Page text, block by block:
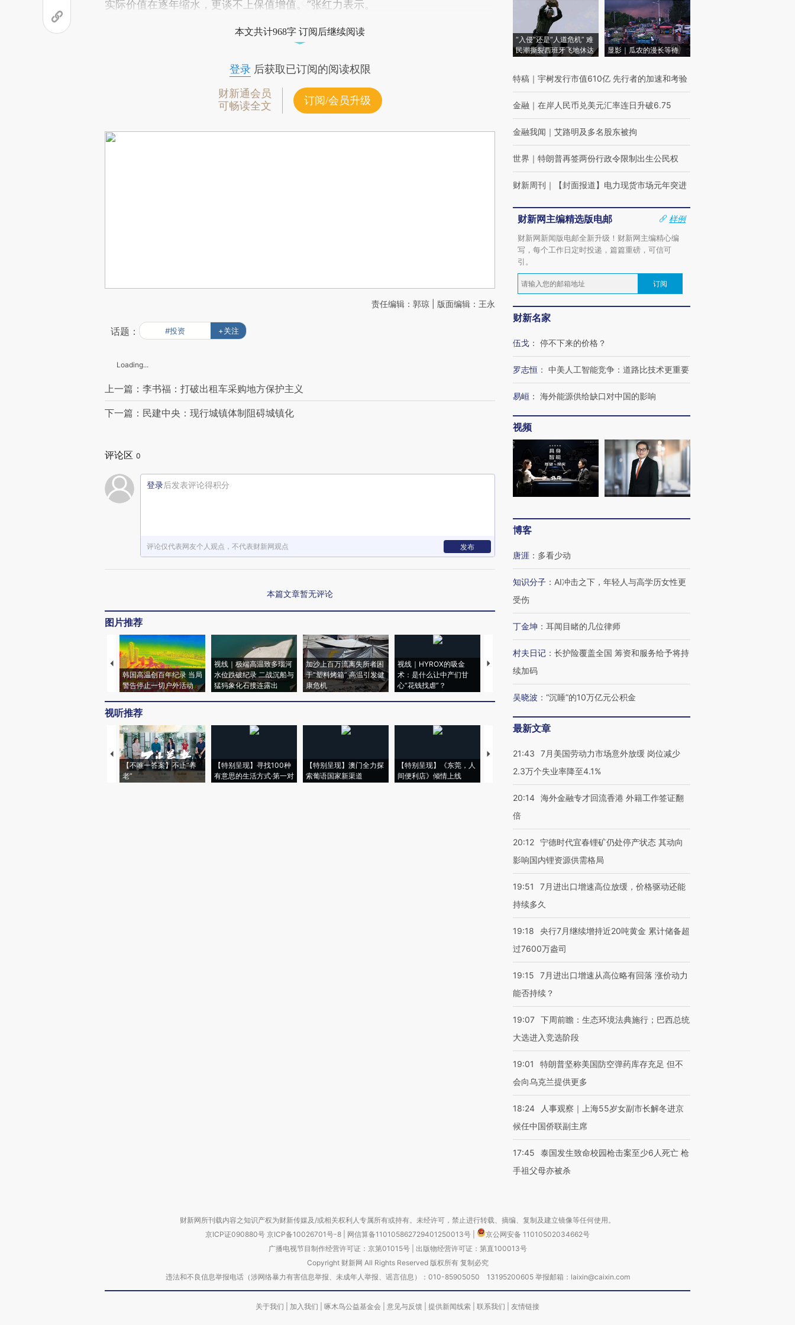
实际价值在逐年缩水，更谈不上保值增值。”张红力表示。
本文共计968字 订阅后继续阅读
登录后获取已订阅的阅读权限
财新通会员
可畅读全文
订阅/会员升级
责任编辑：郭琼 | 版面编辑：王永
话题： #投资 +关注
Loading...
上一篇：李书福：打破出租车采购地方保护主义
下一篇：民建中央：现行城镇体制阻碍城镇化
评论区 0
登录后发表评论得积分
评论仅代表网友个人观点，不代表财新网观点 发布
本篇文章暂无评论
图片推荐
韩国高温创百年纪录 当局
警告停止一切户外活动
视线｜极端高温致多瑙河
水位跌破纪录 二战沉船与
猛犸象化石接连露出
加沙上百万流离失所者困
于“塑料烤箱” 高温引发健
康危机
视线｜HYROX的吸金
术：是什么让中产们甘
心“花钱找虐”？
马航飞行员跨国走私7万
粒摇头丸 尿检体内含3种
育部长拱下台
飞地休达
视听推荐
【不唯一答案】不止“养
老”
【特别呈现】寻找100种
有意思的生活方式·第一对
【特别呈现】澳门全力探
索葡语国家新渠道
【特别呈现】《东莞，人
间便利店》倾情上线
【推广】走进第四届链博
会，让数智科技“链”接产
有意思的生活方式·第三对
【商旅对话】华住集团
“入侵”还是“人道危机” 难
民潮撕裂西班牙飞地休达
显影｜瓜农的漫长等待
特稿 ｜ 宇树发行市值610亿 先行者的加速和考验
金融 ｜ 在岸人民币兑美元汇率连日升破6.75
金融我闻 ｜ 艾路明及多名股东被拘
世界 ｜ 特朗普再签两份行政令限制出生公民权
财新周刊 ｜ 【封面报道】电力现货市场元年突进
财新网主编精选版电邮
样例
财新网新闻版电邮全新升级！财新网主编精心编
写，每个工作日定时投递，篇篇重磅，可信可
引。
订阅
财新名家
伍戈 ： 停不下来的价格？
罗志恒 ： 中美人工智能竞争：道路比技术更重要
易峘 ： 海外能源供给缺口对中国的影响
视频
博客
唐涯 ： 多看少动
知识分子 ： AI冲击之下，年轻人与高学历女性更
受伤
丁金坤 ： 耳闻目睹的几位律师
村夫日记 ： 长护险覆盖全国 筹资和服务给予将持
续加码
吴晓波 ： “沉睡”的10万亿元公积金
最新文章
21:43
7月美国劳动力市场意外放缓 岗位减少
2.3万个失业率降至4.1%
20:14 海外金融专才回流香港 外籍工作签证翻
倍
20:12 宁德时代宜春锂矿仍处停产状态 其动向
影响国内锂资源供需格局
19:51
7月进出口增速高位放缓，价格驱动还能
持续多久
19:18
央行7月继续增持近20吨黄金 累计储备超
过7600万盎司
19:15
7月进出口增速从高位略有回落 涨价动力
能否持续？
19:07 下周前瞻：生态环境法典施行；巴西总统
大选进入竞选阶段
19:01
特朗普坚称美国防空弹药库存充足 但不
会向乌克兰提供更多
18:24
人事观察｜上海55岁女副市长解冬进京
候任中国侨联副主席
17:45
泰国发生致命校园枪击案至少6人死亡 枪
手祖父母亦被杀
财新网所刊载内容之知识产权为财新传媒及/或相关权利人专属所有或持有。未经许可，禁止进行转载、摘编、复制及建立镜像等任何使用。
京ICP证090880号 京ICP备10026701号-8 网信算备110105862729401250013号
京公网安备 11010502034662号
广播电视节目制作经营许可证：京第01015号| 出版物经营许可证：第直100013号
Copyright 财新网 All Rights Reserved 版权所有 复制必究
违法和不良信息举报电话（涉网络暴力有害信息举报、未成年人举报、谣言信息）：010-85905050 13195200605 举报邮箱：laixin@caixin.com
关于我们 加入我们 啄木鸟公益基金会 意见与反馈 提供新闻线索 联系我们 友情链接